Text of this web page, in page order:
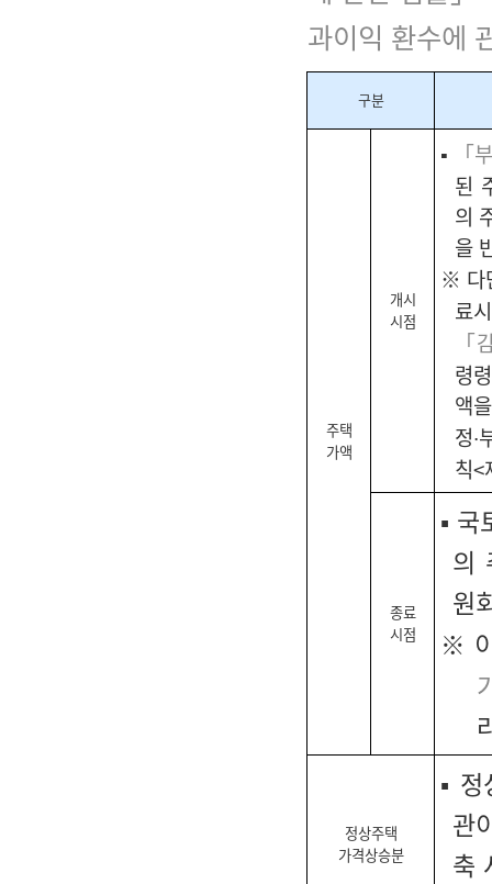
과이익 환수에
구분
주택
가액
개시
시점
▪
「
된
의
을
※ 다
료
「
령
액
정∙
칙
종료
시점
▪ 국
의
원
※
정상주택
가격상승분
▪ 정
관
축